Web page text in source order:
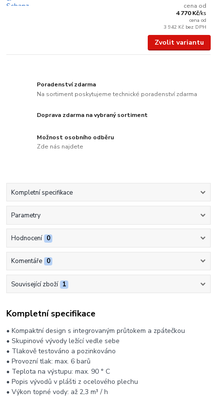
cena od
4 770 Kč/ks
cena od
3 942 Kč bez DPH
Zvolit variantu
Poradenství zdarma
Na sortiment poskytujeme technické poradenství zdarma
Doprava zdarma na vybraný sortiment
Možnost osobního odběru
Zde nás najdete
Kompletní specifikace
Parametry
Hodnocení 0
Komentáře 0
Související zboží 1
Kompletní specifikace
• Kompaktní design s integrovaným průtokem a zpátečkou
• Skupinové vývody ležící vedle sebe
• Tlakově testováno a pozinkováno
• Provozní tlak: max. 6 barů
• Teplota na výstupu: max. 90 ° C
• Popis vývodů v plášti z ocelového plechu
• Výkon topné vody: až 2,3 m³ / h